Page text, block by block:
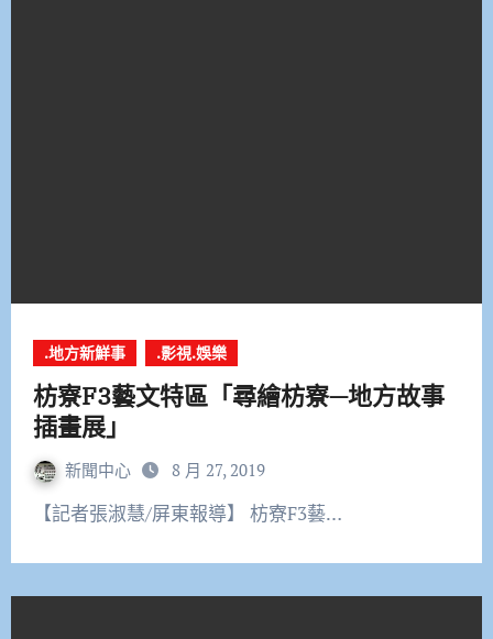
.地方新鮮事 .影視.娛樂
枋寮F3藝文特區「尋繪枋寮—地方故事
插畫展」
新聞中心 8 月 27, 2019
【記者張淑慧/屏東報導】 枋寮F3藝…